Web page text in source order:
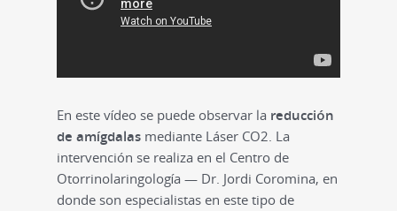
En este vídeo se puede observar la reducción
de amígdalas mediante Láser CO2. La
intervención se realiza en el Centro de
Otorrinolaringología — Dr. Jordi Coromina, en
donde son especialistas en este tipo de